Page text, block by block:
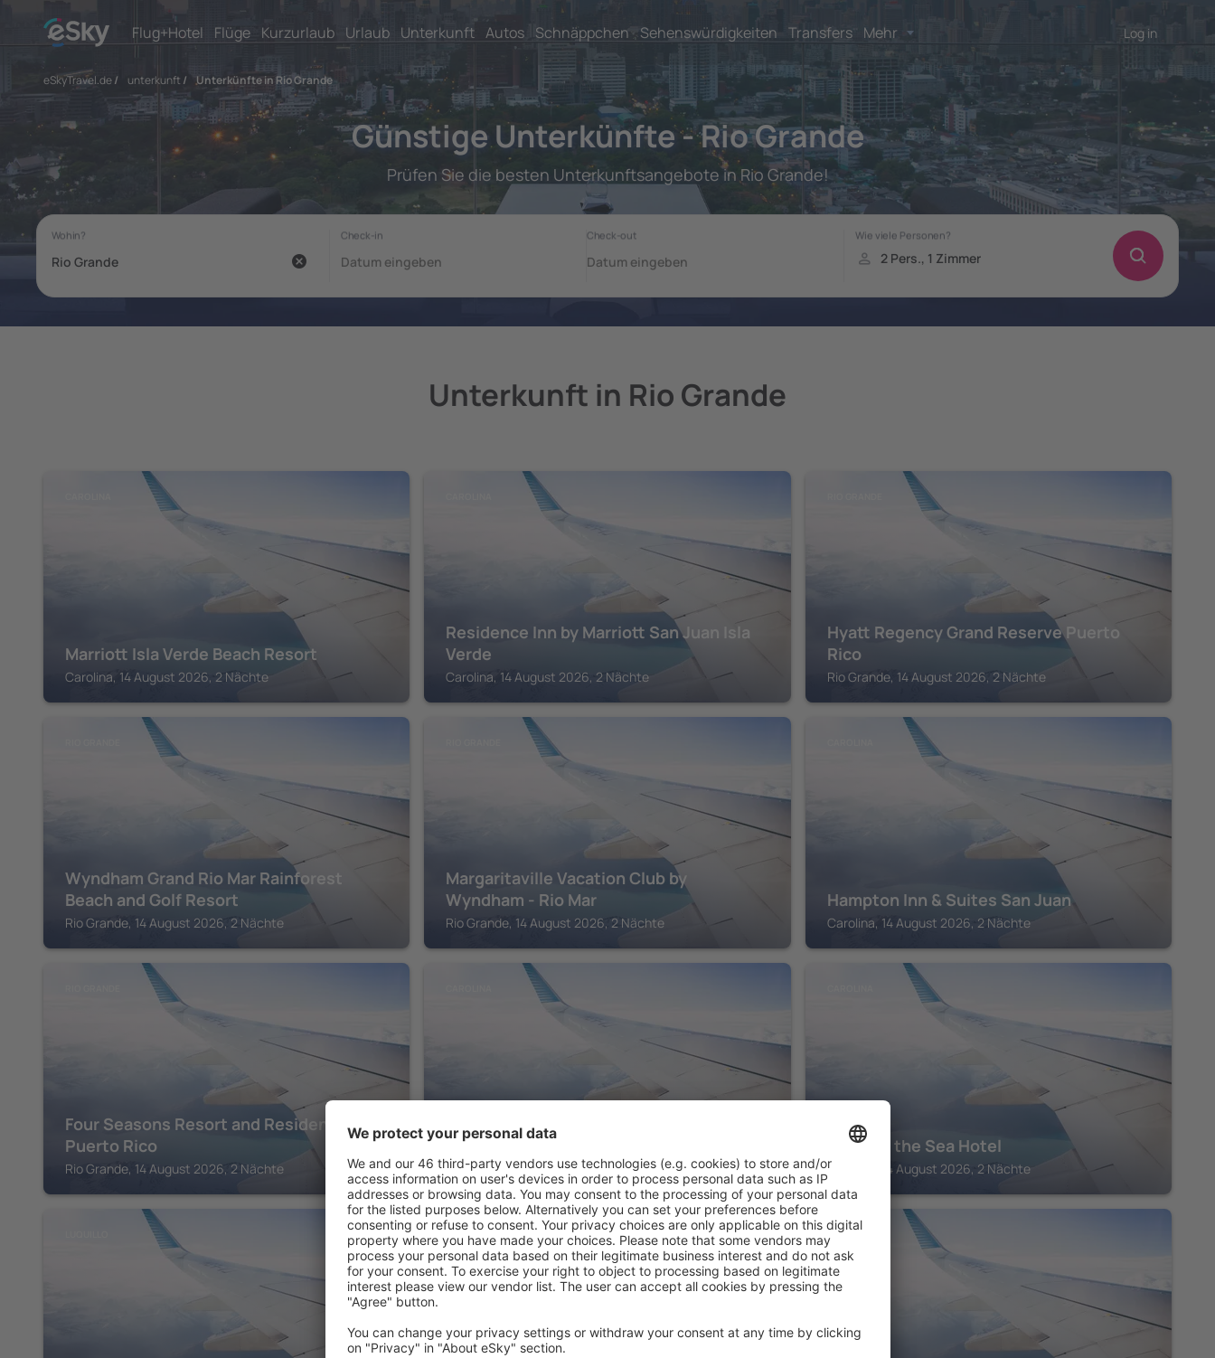
Flug+Hotel Flüge Kurzurlaub Urlaub Unterkunft Autos Schnäppchen Sehenswürdigkeiten Transfers Mehr Log in
eSkyTravel.de/ unterkunft / Unterkünfte in Rio Grande
Günstige Unterkünfte - Rio Grande
Prüfen Sie die besten Unterkunftsangebote in Rio Grande!
Unterkunft in Rio Grande
Marriott Isla Verde Beach Resort
Carolina, 14 August 2026, 2 Nächte
Residence Inn by Marriott San Juan Isla
Verde
Carolina, 14 August 2026, 2 Nächte
Hyatt Regency Grand Reserve Puerto
Rico
Rio Grande, 14 August 2026, 2 Nächte
Wyndham Grand Rio Mar Rainforest
Beach and Golf Resort
Rio Grande, 14 August 2026, 2 Nächte
Margaritaville Vacation Club by
Wyndham - Rio Mar
Rio Grande, 14 August 2026, 2 Nächte
Hampton Inn & Suites San Juan
Carolina, 14 August 2026, 2 Nächte
Four Seasons Resort and Residences
Puerto Rico
Rio Grande, 14 August 2026, 2 Nächte
San Juan Airport Hotel
Carolina, 14 August 2026, 2 Nächte
Coral by the Sea Hotel
Carolina, 14 August 2026, 2 Nächte
CAROLINA LUQUILLO